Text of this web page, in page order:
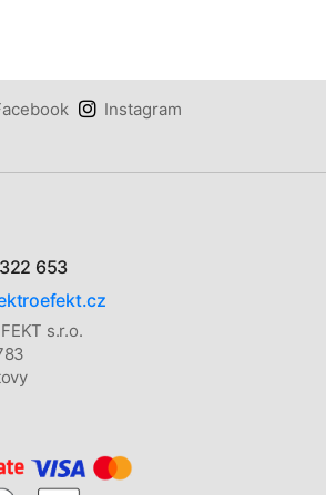
Instagram
653
s.r.o.